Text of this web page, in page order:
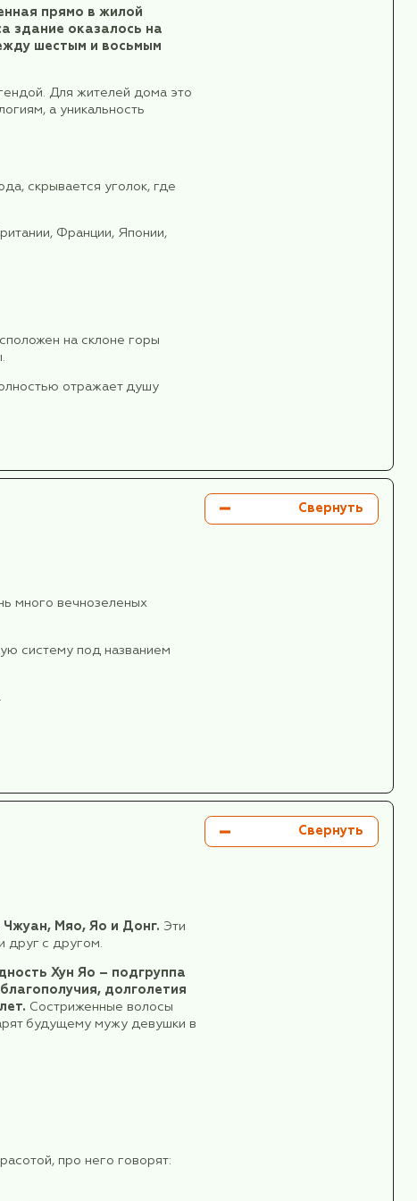
в 16:40
с гидом и трансфер в отель.
принять душ, переодеться и немного
монорельса здание оказалось на
становясь живой легендой. Для жителей дома
современным технологиям, а уникальность
консульства Великобритании, Франции, Японии,
комплекс, расположен на склоне горы
на склоне горы.
городе очень много вечнозеленых
нарциссов.